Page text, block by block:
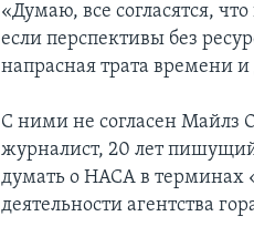
«Думаю, все согласятся,
если перспективы без
напрасная трата времени
С ними не согласен Майлз
журналист, 20 лет
думать о НАСА в терминах
деятельности агентства